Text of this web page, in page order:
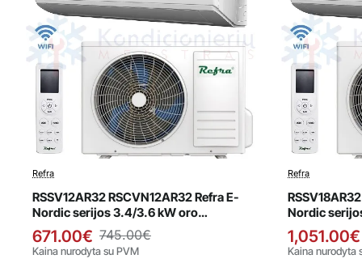
Refra
RSSV12AR32 RSCVN12AR32 Refra E-
Nordic serijos 3.4/3.6 kW oro
kondicionierius - šilumos siurblys
671.00€ 745.00€
Kaina nurodyta su PVM
Refra
Nordic
1,051.00€
Kaina nurodyta